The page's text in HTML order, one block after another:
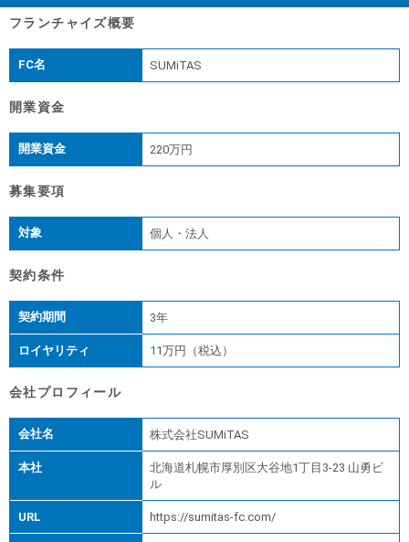
フランチャイズ概要
FC名 SUMiTAS
開業資金
開業資金 220万円
募集要項
対象 個人・法人
契約条件
契約期間 3年
ロイヤリティ 11万円（税込）
会社プロフィール
会社名 株式会社SUMiTAS
本社
北海道札幌市厚別区大谷地1丁目3-23 山勇ビ
ル
URL https://sumitas-fc.com/